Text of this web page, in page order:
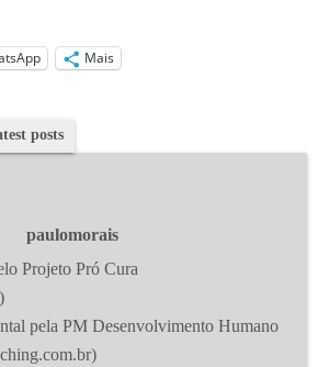
Mais
posts
paulomorais
Projeto Pró Cura
pela PM Desenvolvimento Humano